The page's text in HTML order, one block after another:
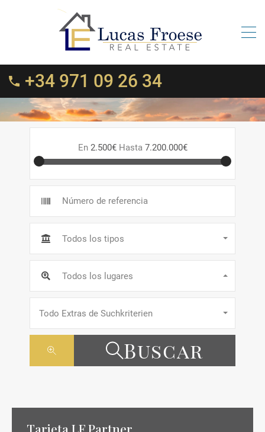
+34 971 09 26 34
En 2.500€ Hasta 7.200.000€
Todos los tipos
Todos los lugares
Todo Extras de Suchkriterien
Buscar
Tarjeta LF Partner